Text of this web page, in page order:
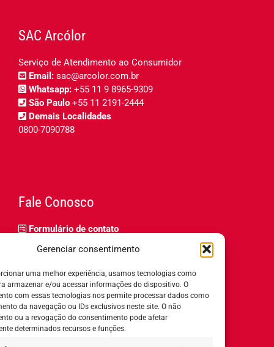
Gerenciar consentimento
uma melhor experiência, usamos tecnologias como
armazenar e/ou acessar informações do dispositivo. O
com essas tecnologias nos permite processar dados como
da navegação ou IDs exclusivos neste site. O não
ou a revogação do consentimento pode afetar
determinados recursos e funções.
SAC Arcólor
Serviço de Atendimento ao Consumidor
Email: sac@arcolor.com.br
Whatsapp: +55 11 9 8965-9309
São Paulo +55 11 2191-2444
Demais Localidades
0800-7090788
Fale Conosco
Formulário de contato
Relatório de igualdade salarial
Horário de Atendimento: